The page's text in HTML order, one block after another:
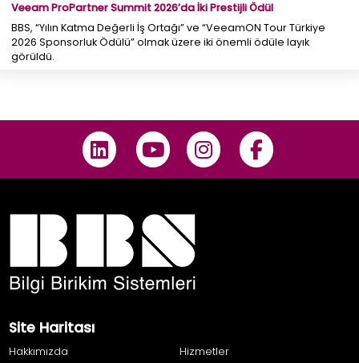
Veeam ProPartner Summit 2026’da İki Prestijli Ödül
BBS, “Yılın Katma Değerli İş Ortağı” ve “VeeamON Tour Türkiye
2026 Sponsorluk Ödülü” olmak üzere iki önemli ödüle layık
görüldü.
Site Haritası
Hakkımızda
Hizmetler